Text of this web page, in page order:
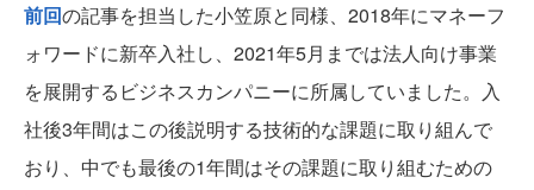
前回の記事を担当した小笠原と同様、2018年にマネーフ
ォワードに新卒入社し、2021年5月までは法人向け事業
を展開するビジネスカンパニーに所属していました。入
社後3年間はこの後説明する技術的な課題に取り組んで
おり、中でも最後の1年間はその課題に取り組むための